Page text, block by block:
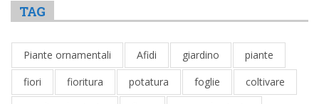
TAG
Piante ornamentali Afidi giardino
piante
fiori
fioritura potatura foglie
coltivare